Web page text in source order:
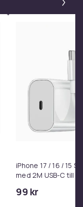
iPhone Laddare
iPhone 17 / 16 / 15
med 2M USB-C till
99 kr